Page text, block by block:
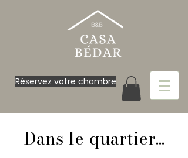
Réservez votre chambre
Dans le quartier...